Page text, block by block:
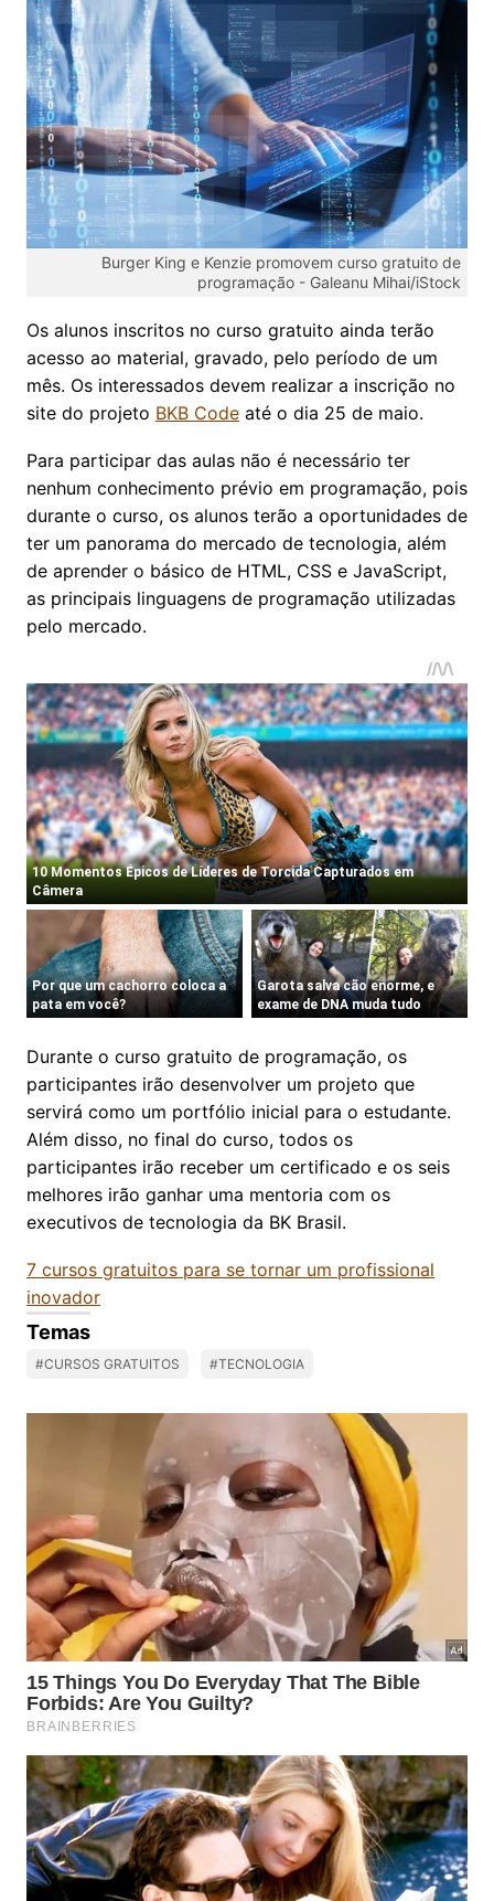
Burger King e Kenzie promovem curso gratuito de
programação - Galeanu Mihai/iStock
Os alunos inscritos no curso gratuito ainda terão
acesso ao material, gravado, pelo período de um
mês. Os interessados devem realizar a inscrição no
site do projeto BKB Code até o dia 25 de maio.
Para participar das aulas não é necessário ter
nenhum conhecimento prévio em programação, pois
durante o curso, os alunos terão a oportunidades de
ter um panorama do mercado de tecnologia, além
de aprender o básico de HTML, CSS e JavaScript,
as principais linguagens de programação utilizadas
pelo mercado.
Durante o curso gratuito de programação, os
participantes irão desenvolver um projeto que
servirá como um portfólio inicial para o estudante.
Além disso, no final do curso, todos os
participantes irão receber um certificado e os seis
melhores irão ganhar uma mentoria com os
executivos de tecnologia da BK Brasil.
7 cursos gratuitos para se tornar um profissional
inovador
Temas
#CURSOS GRATUITOS #TECNOLOGIA